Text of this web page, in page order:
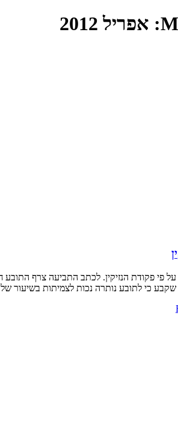
אפריל 2012
נותרה נכות לצמיתות בשיעור של 23.5% (משוקללת).